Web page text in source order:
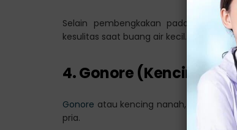
Selain pembengkakan pada penis,
kesulitas saat buang air kecil.
4. Gonore (Kencing
Gonore atau kencing nanah, adalah
pria.